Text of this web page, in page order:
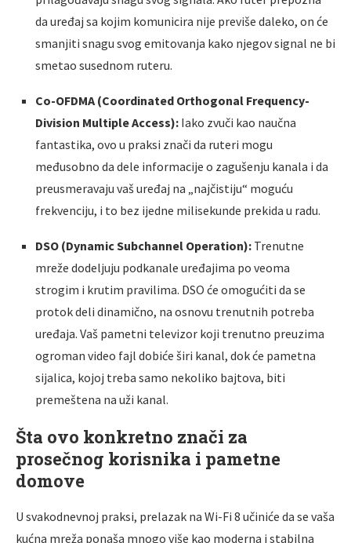
da uređaj sa kojim komunicira nije previše daleko, on će
smanjiti snagu svog emitovanja kako njegov signal ne bi
smetao susednom ruteru.
Co-OFDMA (Coordinated Orthogonal Frequency-
Division Multiple Access): Iako zvuči kao naučna
fantastika, ovo u praksi znači da ruteri mogu
međusobno da dele informacije o zagušenju kanala i da
preusmeravaju vaš uređaj na „najčistiju“ moguću
frekvenciju, i to bez ijedne milisekunde prekida u radu.
DSO (Dynamic Subchannel Operation): Trenutne
mreže dodeljuju podkanale uređajima po veoma
strogim i krutim pravilima. DSO će omogućiti da se
protok deli dinamično, na osnovu trenutnih potreba
uređaja. Vaš pametni televizor koji trenutno preuzima
ogroman video fajl dobiće širi kanal, dok će pametna
sijalica, kojoj treba samo nekoliko bajtova, biti
premeštena na uži kanal.
Šta ovo konkretno znači za
prosečnog korisnika i pametne
domove
U svakodnevnoj praksi, prelazak na Wi-Fi 8 učiniće da se vaša
kućna mreža ponaša mnogo više kao moderna i stabilna